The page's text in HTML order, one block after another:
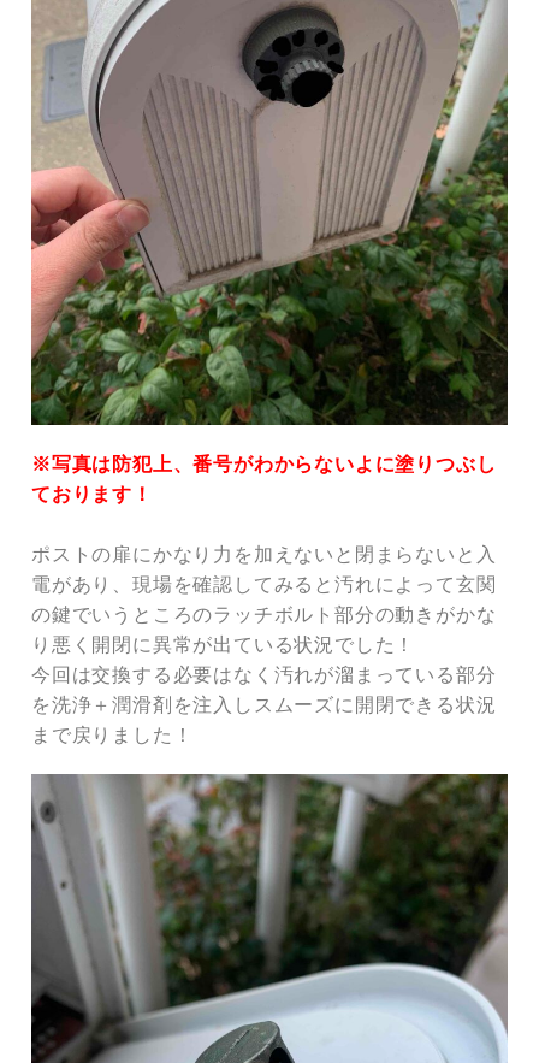
※写真は防犯上、番号がわからないよに塗りつぶし
ております！
ポストの扉にかなり力を加えないと閉まらないと入
電があり、現場を確認してみると汚れによって玄関
の鍵でいうところのラッチボルト部分の動きがかな
り悪く開閉に異常が出ている状況でした！
今回は交換する必要はなく汚れが溜まっている部分
を洗浄＋潤滑剤を注入しスムーズに開閉できる状況
まで戻りました！